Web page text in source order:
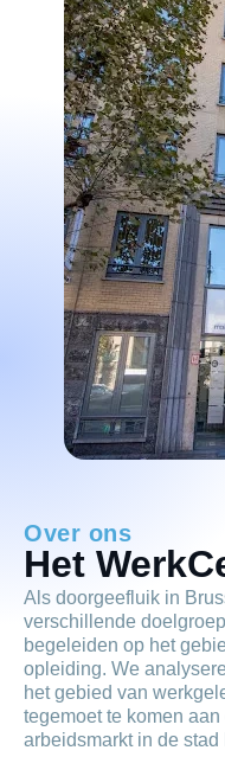
Over ons
Het
Als doorgeefluik in
verschillende
begeleiden op het
opleiding. We
het gebied van
tegemoet te komen
arbeidsmarkt in de stad